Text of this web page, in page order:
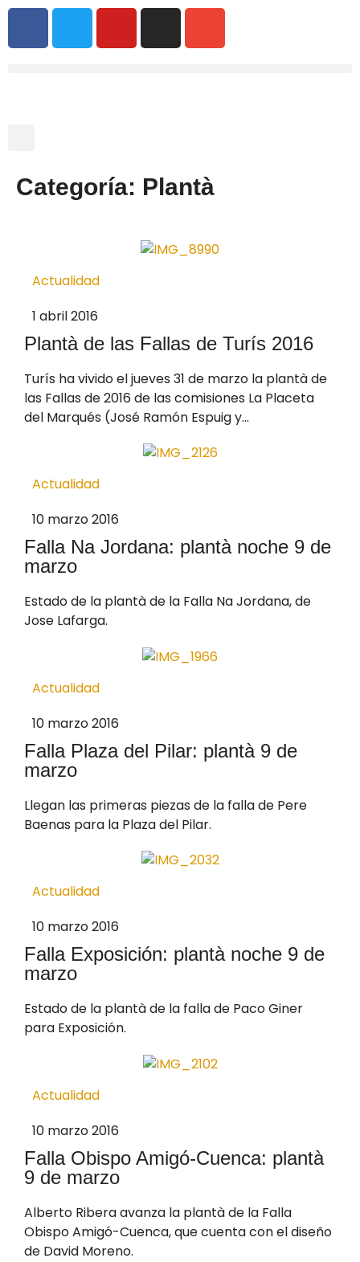
Categoría: Plantà
Actualidad
1 abril 2016
Plantà de las Fallas de Turís 2016
Turís ha vivido el jueves 31 de marzo la plantà de
las Fallas de 2016 de las comisiones La Placeta
del Marqués (José Ramón Espuig y...
Actualidad
10 marzo 2016
Falla Na Jordana: plantà noche 9 de
marzo
Estado de la plantà de la Falla Na Jordana, de
Jose Lafarga.
Actualidad
10 marzo 2016
Falla Plaza del Pilar: plantà 9 de
marzo
Llegan las primeras piezas de la falla de Pere
Baenas para la Plaza del Pilar.
Actualidad
10 marzo 2016
Falla Exposición: plantà noche 9 de
marzo
Estado de la plantà de la falla de Paco Giner
para Exposición.
Actualidad
10 marzo 2016
Falla Obispo Amigó-Cuenca: plantà
9 de marzo
Alberto Ribera avanza la plantà de la Falla
Obispo Amigó-Cuenca, que cuenta con el diseño
de David Moreno.